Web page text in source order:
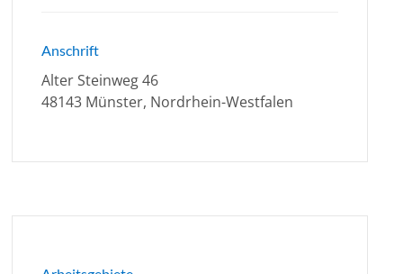
Anschrift
Alter Steinweg 46
48143 Münster, Nordrhein-Westfalen